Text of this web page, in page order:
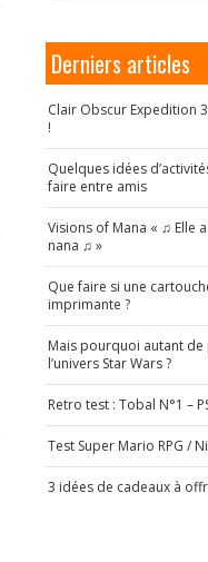
Derniers articles
Clair Obscur Expedition
!
Quelques idées
faire entre amis
Visions of Mana « ♫ Elle
nana ♫ »
Que faire si une
imprimante ?
Mais pourquoi autant
l’univers Star Wars ?
Retro test : Tobal N°1 –
Test Super Mario RPG /
3 idées de cadeaux à